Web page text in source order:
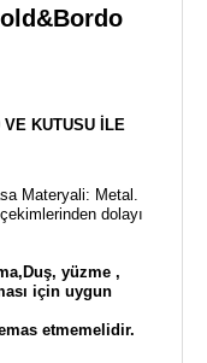
VE KUTUSU İLE
Materyali: Metal.
dolayı
yüzme ,
için uygun
etmemelidir.